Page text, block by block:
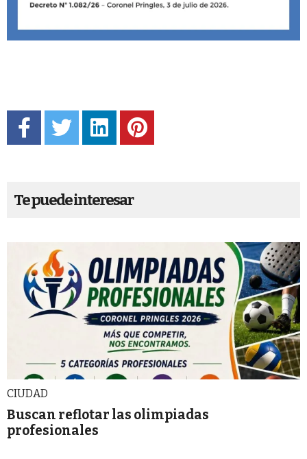
Te puede interesar
CIUDAD
Buscan reflotar las olimpiadas
profesionales